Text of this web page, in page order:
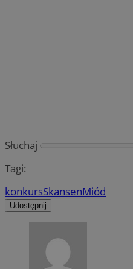
Słuchaj
Tagi:
konkursSkansenMiód
Udostępnij